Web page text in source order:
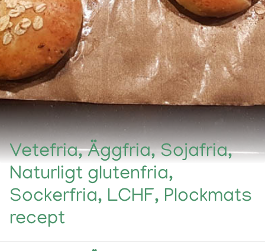
Vetefria, Äggfria, Sojafria,
Naturligt glutenfria,
Sockerfria, LCHF, Plockmats
recept